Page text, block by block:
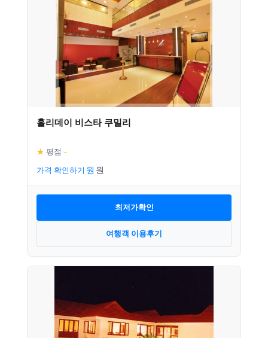
홀리데이 비스타 쿠밀리
★ 평점 –
가격 확인하기
최저가확인
여행객 이용후기